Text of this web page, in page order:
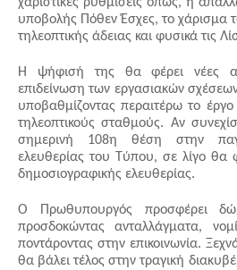
χαριστικές ρυθμίσεις όπως, η
υποβολής Πόθεν Έσχες, το χάρισμα
τηλεοπτικής άδειας και φυσικά τις
Η ψήφισή της θα φέρει νέες
επιδείνωση των εργασιακών
υποβαθμίζοντας περαιτέρω το
τηλεοπτικούς σταθμούς. Αν
σημερινή 108η θέση στην
ελευθερίας του Τύπου, σε λίγο θα
δημοσιογραφικής ελευθερίας.
Ο Πρωθυπουργός προσφέρει
προσδοκώντας ανταλλάγματα,
ποντάροντας στην επικοινωνία.
θα βάλει τέλος στην τραγική